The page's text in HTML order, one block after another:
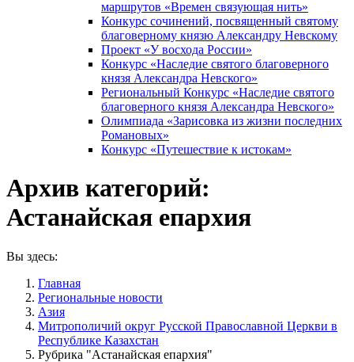
маршрутов «Времен связующая нить»
Конкурс сочинений, посвященный святому
благоверному князю Александру Невскому
Проект «У восхода России»
Конкурс «Наследие святого благоверного
князя Александра Невского»
Региональный Конкурс «Наследие святого
благоверного князя Александра Невского»
Олимпиада «Зарисовка из жизни последних
Романовых»
Конкурс «Путешествие к истокам»
Архив категорий:
Астанайская епархия
Вы здесь:
Главная
Pегиональные новости
Азия
Митрополичий округ Русской Православной Церкви в
Республике Казахстан
Рубрика "Астанайская епархия"